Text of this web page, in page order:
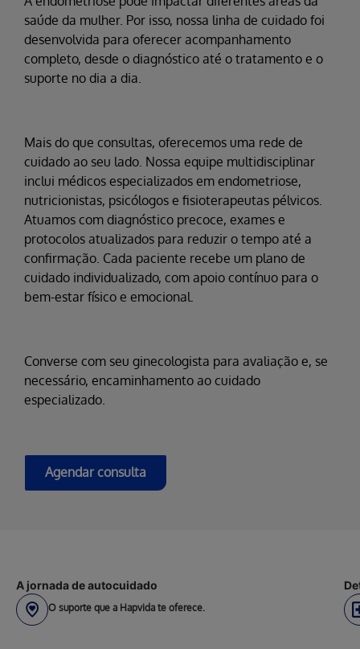
saúde da mulher. Por isso, nossa linha de cuidado foi
desenvolvida para oferecer acompanhamento
completo, desde o diagnóstico até o tratamento e o
suporte no dia a dia.
Mais do que consultas, oferecemos uma rede de
cuidado ao seu lado. Nossa equipe multidisciplinar
inclui médicos especializados em endometriose,
nutricionistas, psicólogos e fisioterapeutas pélvicos.
Atuamos com diagnóstico precoce, exames e
protocolos atualizados para reduzir o tempo até a
confirmação. Cada paciente recebe um plano de
cuidado individualizado, com apoio contínuo para o
bem-estar físico e emocional.
Converse com seu ginecologista para avaliação e, se
necessário, encaminhamento ao cuidado
especializado.
Agendar consulta
A jornada de autocuidado
O suporte que a Hapvida te oferece.